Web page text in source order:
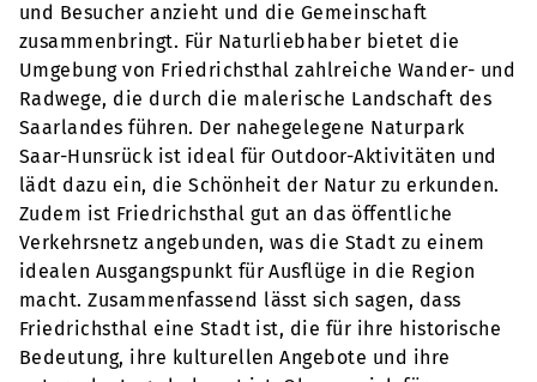
und Besucher anzieht und die Gemeinschaft
zusammenbringt. Für Naturliebhaber bietet die
Umgebung von Friedrichsthal zahlreiche Wander- und
Radwege, die durch die malerische Landschaft des
Saarlandes führen. Der nahegelegene Naturpark
Saar-Hunsrück ist ideal für Outdoor-Aktivitäten und
lädt dazu ein, die Schönheit der Natur zu erkunden.
Zudem ist Friedrichsthal gut an das öffentliche
Verkehrsnetz angebunden, was die Stadt zu einem
idealen Ausgangspunkt für Ausflüge in die Region
macht. Zusammenfassend lässt sich sagen, dass
Friedrichsthal eine Stadt ist, die für ihre historische
Bedeutung, ihre kulturellen Angebote und ihre